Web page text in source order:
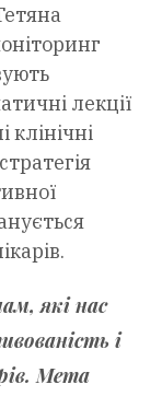
лекції
клінічні
які нас
і
Мета